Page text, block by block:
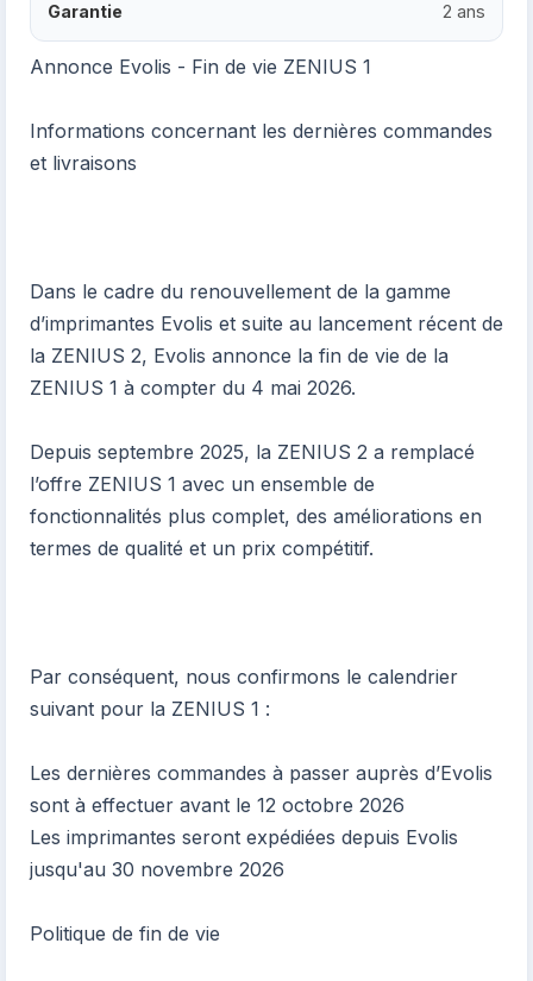
Garantie 2 ans
Annonce Evolis - Fin de vie ZENIUS 1
Informations concernant les dernières commandes
et livraisons
Dans le cadre du renouvellement de la gamme
d’imprimantes Evolis et suite au lancement récent de
la ZENIUS 2, Evolis annonce la fin de vie de la
ZENIUS 1 à compter du 4 mai 2026.
Depuis septembre 2025, la ZENIUS 2 a remplacé
l’offre ZENIUS 1 avec un ensemble de
fonctionnalités plus complet, des améliorations en
termes de qualité et un prix compétitif.
Par conséquent, nous confirmons le calendrier
suivant pour la ZENIUS 1 :
Les dernières commandes à passer auprès d’Evolis
sont à effectuer avant le 12 octobre 2026
Les imprimantes seront expédiées depuis Evolis
jusqu'au 30 novembre 2026
Politique de fin de vie